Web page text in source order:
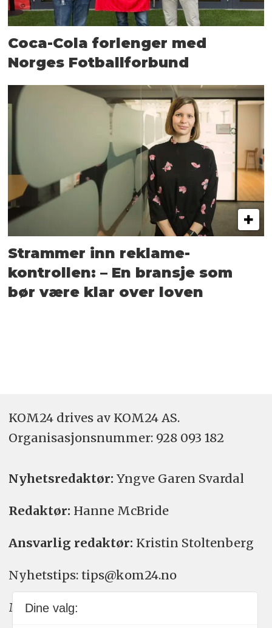
Coca-Cola forlenger med
Norges Fotballforbund
Strammer inn reklame-
kontrollen: – En bransje som
bør være klar over loven
KOM24 drives av KOM24 AS.
Organisasjons­nummer: 928 093 182
Nyhetsredaktør: Yngve Garen Svardal
Redaktør: Hanne McBride
Ansvarlig redaktør: Kristin Stoltenberg
Nyhetstips: tips@kom24.no
Meninger: meninger@kom24.no
Dine valg: